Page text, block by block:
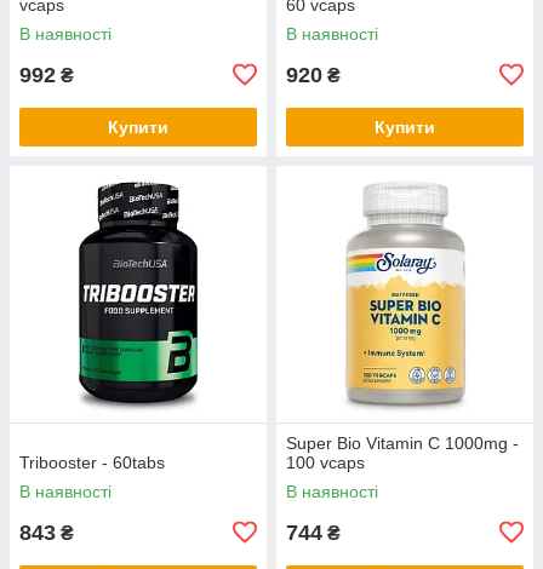
vcaps
В наявності
992 ₴
Купити
60 vcaps
В наявності
920 ₴
Купити
Tribooster - 60tabs
В наявності
843 ₴
Super Bio Vitamin C 1000mg -
100 vcaps
В наявності
744 ₴